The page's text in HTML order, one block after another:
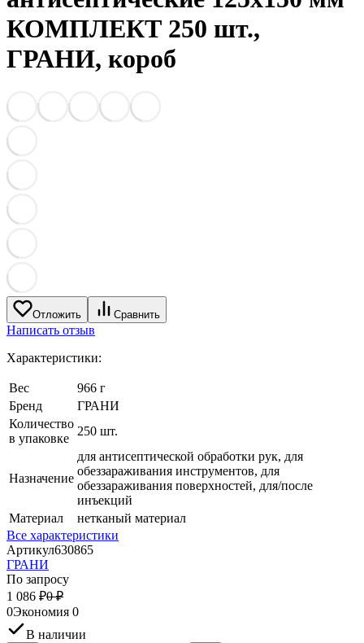
КОМПЛЕКТ 250 шт.,
ГРАНИ, короб
Отложить Сравнить
Написать отзыв
Характеристики:
Вес
966 г
Бренд
ГРАНИ
Количество
в упаковке
250 шт.
Назначение
для антисептической обработки рук, для
обеззараживания инструментов, для
обеззараживания поверхностей, для/после
инъекций
Материал
нетканый материал
Все характеристики
Артикул630865
ГРАНИ
По запросу
1 086 ₽0 ₽
0Экономия 0
В наличии